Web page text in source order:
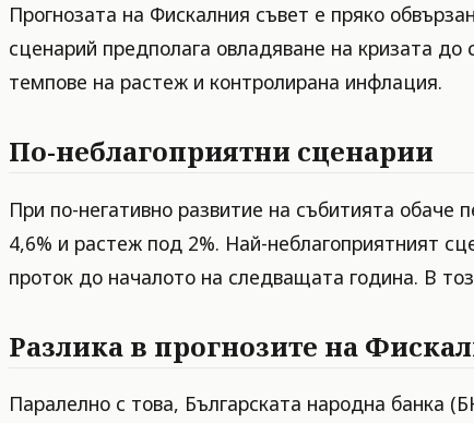
Прогнозата на Фискалния съвет е пряко
сценарий предполага овладяване на кризата
темпове на растеж и контролирана инфлация.
По-неблагоприятни сценарии
При по-негативно развитие на събитията
4,6% и растеж под 2%. Най-неблагоприятният
проток до началото на следващата година. В
Разлика в прогнозите на
Паралелно с това, Българската народна банка